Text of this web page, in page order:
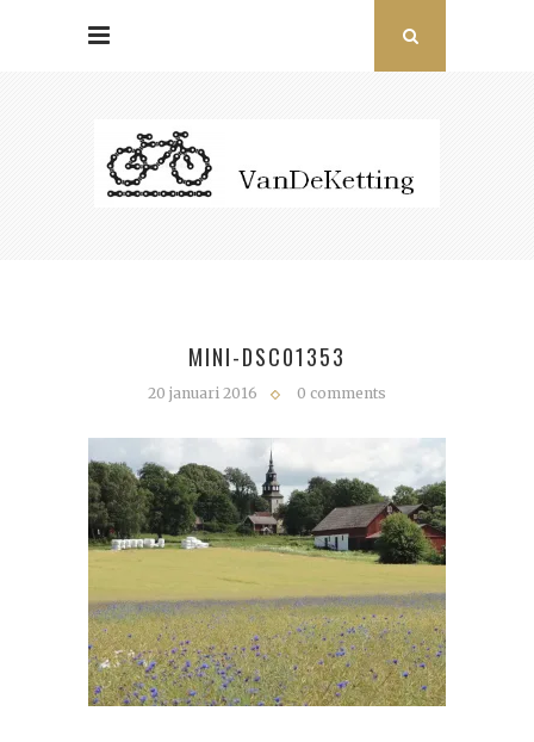
MINI-DSC01353
20 januari 2016 0 comments